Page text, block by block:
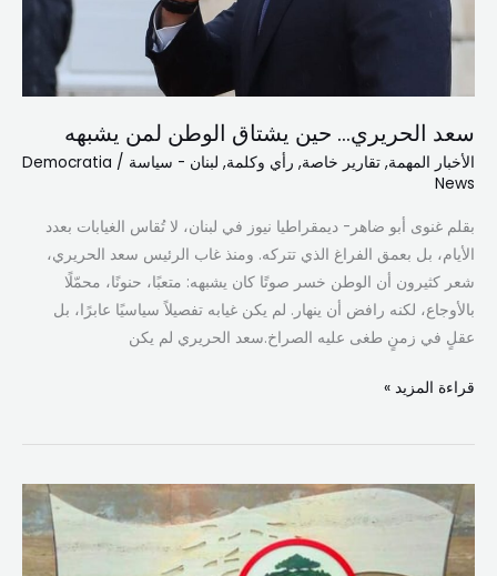
سعد الحريري… حين يشتاق الوطن لمن يشبهه
الأخبار المهمة, تقارير خاصة, رأي وكلمة, لبنان - سياسة /
Democratia
News
بقلم غنوى أبو ضاهر- ديمقراطيا نيوز في لبنان، لا تُقاس الغيابات بعدد
الأيام، بل بعمق الفراغ الذي تتركه. ومنذ غاب الرئيس سعد الحريري،
شعر كثيرون أن الوطن خسر صوتًا كان يشبهه: متعبًا، حنونًا، محمّلًا
بالأوجاع، لكنه رافض أن ينهار. لم يكن غيابه تفصيلاً سياسيًا عابرًا، بل
عقلٍ في زمنٍ طغى عليه الصراخ.سعد الحريري لم يكن
قراءة المزيد »
القوات
اللبنانية
تصدح: